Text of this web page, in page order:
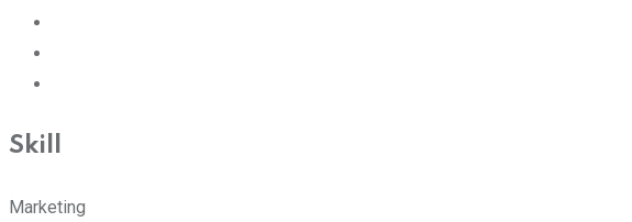
Skill
Marketing